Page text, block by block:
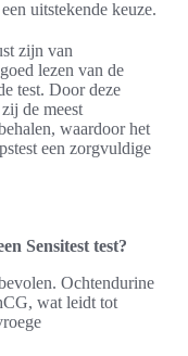
uitstekende keuze.
zijn van
lezen van de
test. Door deze
de meest
waardoor het
een zorgvuldige
Sensitest test?
Ochtendurine
wat leidt tot